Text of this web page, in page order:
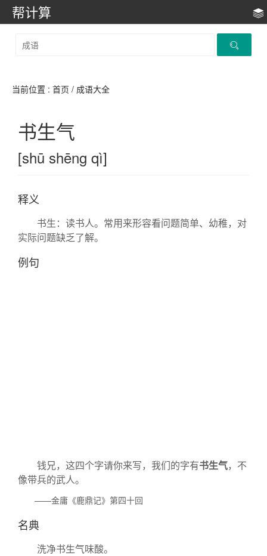
帮计算
当前位置 : 首页 / 成语大全
书生气
[shū shēng qì]
释义
书生：读书人。常用来形容看问题简单、幼稚，对
实际问题缺乏了解。
例句
钱兄，这四个字请你来写，我们的字有书生气，不
像带兵的武人。
——金庸《鹿鼎记》第四十回
名典
洗净书生气味酸。